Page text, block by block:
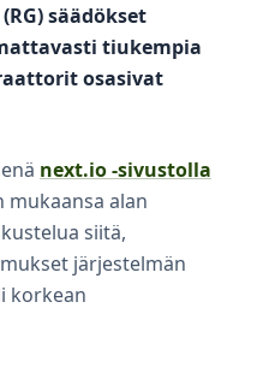
säädökset
tiukempia
osasivat
next.io -sivustolla
mukaansa alan
siitä,
järjestelmän
korkean